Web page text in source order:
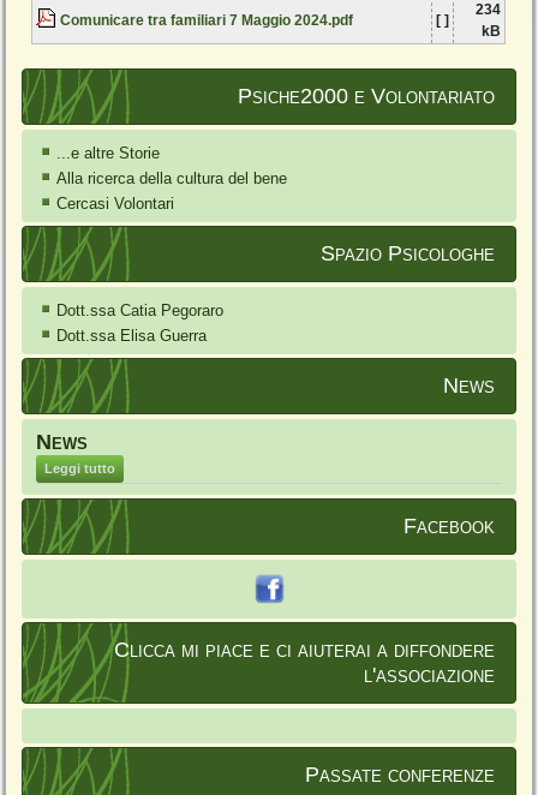
Comunicare tra familiari 7 Maggio 2024.pdf [ ]
234
kB
Psiche2000 e Volontariato
...e altre Storie
Alla ricerca della cultura del bene
Cercasi Volontari
Spazio Psicologhe
Dott.ssa Catia Pegoraro
Dott.ssa Elisa Guerra
News
News
Leggi tutto
Facebook
Clicca mi piace e ci aiuterai a diffondere
l'associazione
Passate conferenze